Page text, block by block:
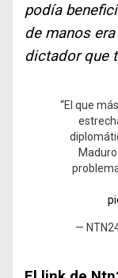
podía
de manos
dictador que
“El que
—